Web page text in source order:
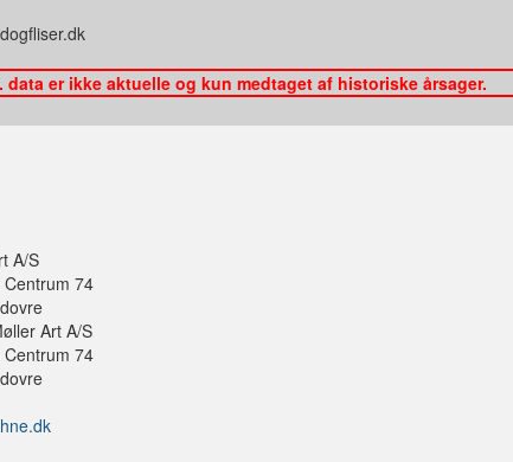
data er ikke aktuelle og kun medtaget af historiske årsager.
A/S
74
Art A/S
74